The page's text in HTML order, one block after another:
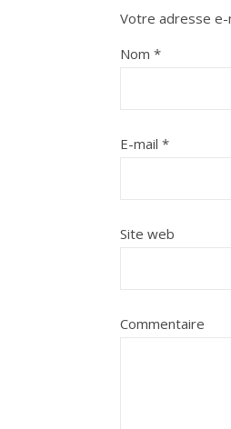
Votre adresse e-
Nom *
E-mail *
Site web
Commentaire